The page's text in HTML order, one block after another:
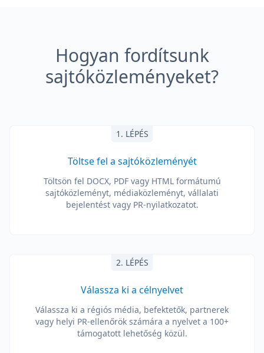
Hogyan fordítsunk
sajtóközleményeket?
1. LÉPÉS
Töltse fel a sajtóközleményét
Töltsön fel DOCX, PDF vagy HTML formátumú
sajtóközleményt, médiaközleményt, vállalati
bejelentést vagy PR-nyilatkozatot.
2. LÉPÉS
Válassza ki a célnyelvet
Válassza ki a régiós média, befektetők, partnerek
vagy helyi PR-ellenőrök számára a nyelvet a 100+
támogatott lehetőség közül.